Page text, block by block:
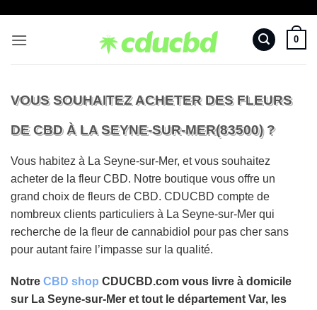
contenu
0
VOUS SOUHAITEZ ACHETER DES FLEURS
DE CBD À LA SEYNE-SUR-MER(83500) ?
Vous habitez à La Seyne-sur-Mer, et vous souhaitez
acheter de la fleur CBD. Notre boutique vous offre un
grand choix de fleurs de CBD. CDUCBD compte de
nombreux clients particuliers à La Seyne-sur-Mer qui
recherche de la fleur de cannabidiol pour pas cher sans
pour autant faire l’impasse sur la qualité.
Notre CBD shop CDUCBD.com vous livre à domicile
sur La Seyne-sur-Mer et tout le département Var, les